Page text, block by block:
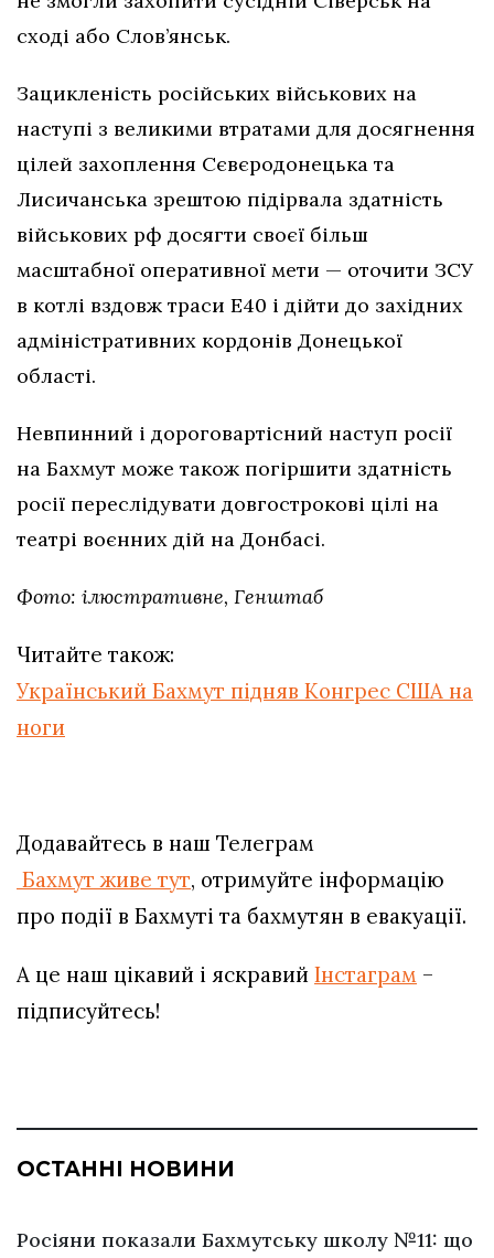
сході або Слов’янськ.
Зацикленість російських військових на
наступі з великими втратами для досягнення
цілей захоплення Сєвєродонецька та
Лисичанська зрештою підірвала здатність
військових рф досягти своєї більш
масштабної оперативної мети — оточити ЗСУ
в котлі вздовж траси Е40 і дійти до західних
адміністративних кордонів Донецької
області.
Невпинний і дороговартісний наступ росії
на Бахмут може також погіршити здатність
росії переслідувати довгострокові цілі на
театрі воєнних дій на Донбасі.
Фото: ілюстративне, Генштаб
Читайте також:
Український Бахмут підняв Конгрес США на
ноги
Додавайтесь в наш Телеграм
Бахмут живе тут, отримуйте інформацію
про події в Бахмуті та бахмутян в евакуації.
А це наш цікавий і яскравий Інстаграм –
підписуйтесь!
ОСТАННІ НОВИНИ
Росіяни показали Бахмутську школу №11: що